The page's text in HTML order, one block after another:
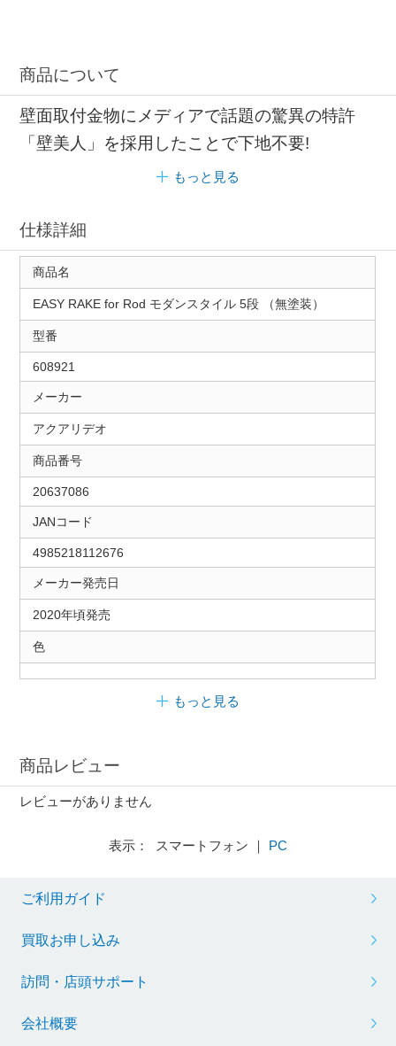
商品について
壁面取付金物にメディアで話題の驚異の特許
「壁美人」を採用したことで下地不要!
もっと見る
仕様詳細
商品名
EASY RAKE for Rod モダンスタイル 5段 （無塗装）
型番
608921
メーカー
アクアリデオ
商品番号
20637086
JANコード
4985218112676
メーカー発売日
2020年頃発売
色
もっと見る
商品レビュー
レビューがありません
表示： スマートフォン ｜ PC
ご利用ガイド
買取お申し込み
訪問・店頭サポート
会社概要